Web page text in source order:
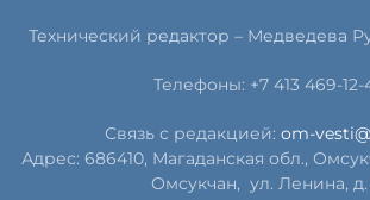
Технический редактор – Медведева
Телефоны: +7 413 469-12-
Связь с редакцией: om-
Адрес: 686410, Магаданская обл.,
Омсукчан, ул. Ленина,